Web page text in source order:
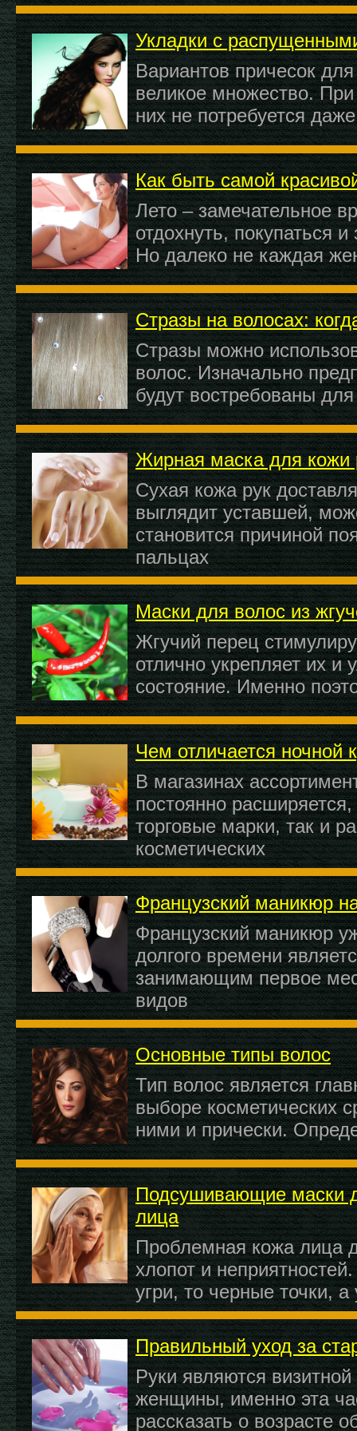
Укладки с
Вариантов причесок
великое множество.
них не потребуется
Как быть самой
Лето – замечательное
отдохнуть, покупаться
Но далеко не каждая
Стразы на волосах:
Стразы можно
волос. Изначально
будут востребованы
Жирная маска для кожи
Сухая кожа рук
выглядит уставшей,
становится причиной
пальцах
Маски для волос из
Жгучий перец
отлично укрепляет их и
состояние. Именно
Чем отличается ночной
В магазинах
постоянно
торговые марки, так и
косметических
Французский маникюр
Французский маникюр
долгого времени
занимающим первое
видов
Основные типы волос
Тип волос является
выборе косметических
ними и прически.
Подсушивающие маски
лица
Проблемная кожа лица
хлопот и
угри, то черные точки,
Правильный уход за
Руки являются
женщины, именно эта
рассказать о возрасте